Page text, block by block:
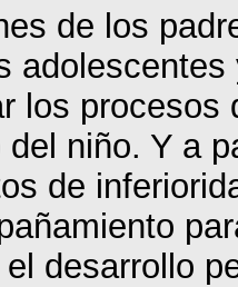
de los
los
niño. Y a
de
desarrollo